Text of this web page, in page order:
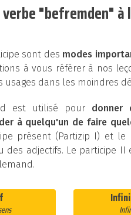
verbe "befremden"
sont des modes
à vous référer à nos
usages dans les moindres
est utilisé pour donner
à quelqu'un de faire
présent (Partizip I) et
des adjectifs. Le participe